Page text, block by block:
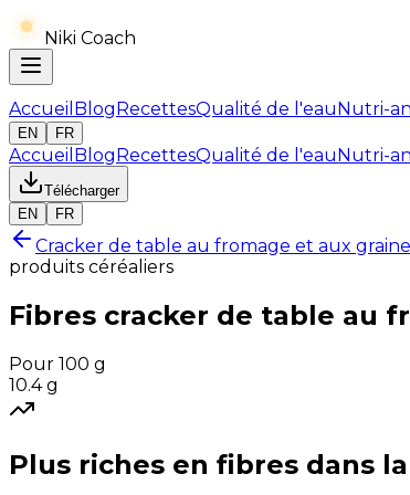
Niki Coach
Accueil BlogRecettesQualité de l'eauNutri-
EN
FR
Accueil BlogRecettesQualité de l'eauNutri-
Télécharger
EN
FR
Cracker de table au fromage et aux
produits céréaliers
Fibres cracker de table au
Pour 100 g
10.4 g
Plus riches en fibres dans